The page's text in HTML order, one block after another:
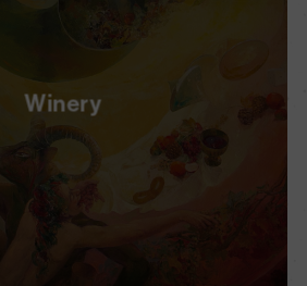
Winery